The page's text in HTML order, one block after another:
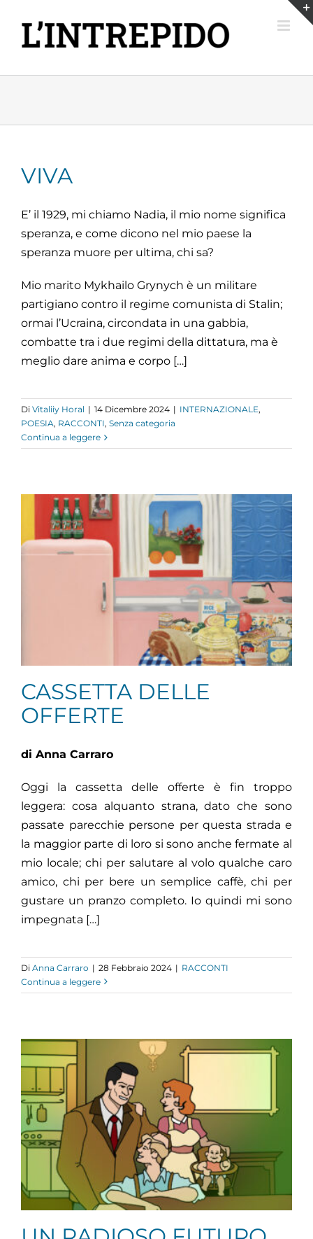
contenuto
VIVA
E’ il 1929, mi chiamo Nadia, il mio nome significa
speranza, e come dicono nel mio paese la
speranza muore per ultima, chi sa?
Mio marito Mykhailo Grynych è un militare
partigiano contro il regime comunista di Stalin;
ormai l’Ucraina, circondata in una gabbia,
combatte tra i due regimi della dittatura, ma è
meglio dare anima e corpo […]
Di Vitaliiy Horal | 14 Dicembre 2024 | INTERNAZIONALE,
POESIA, RACCONTI, Senza categoria
Continua a leggere
CASSETTA DELLE
OFFERTE
di Anna Carraro
Oggi la cassetta delle offerte è fin troppo
leggera: cosa alquanto strana, dato che sono
passate parecchie persone per questa strada e
la maggior parte di loro si sono anche fermate al
mio locale; chi per salutare al volo qualche caro
amico, chi per bere un semplice caffè, chi per
gustare un pranzo completo. Io quindi mi sono
impegnata […]
Di Anna Carraro | 28 Febbraio 2024 | RACCONTI
Continua a leggere